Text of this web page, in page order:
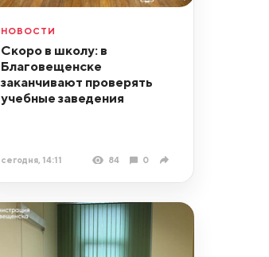
НОВОСТИ
Скоро в школу: в
Благовещенске
заканчивают проверять
учебные заведения
сегодня, 14:11 84 0